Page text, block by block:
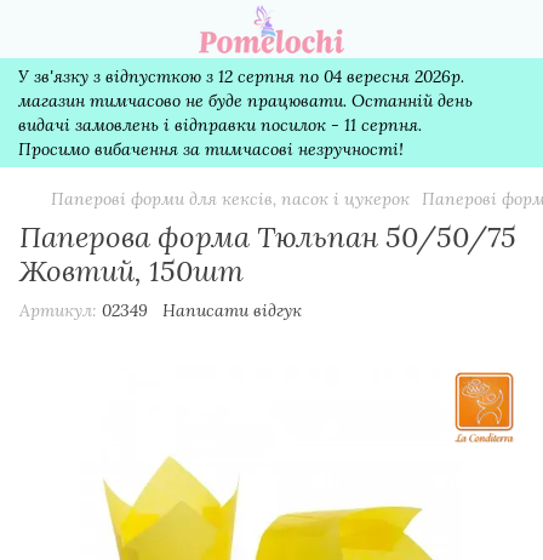
У зв'язку з відпусткою з 12 серпня по 04 вересня 2026р.
магазин тимчасово не буде працювати. Останній день
видачі замовлень і відправки посилок - 11 серпня.
Просимо вибачення за тимчасові незручності!
Паперові форми для кексів, пасок і цукерок Паперові
Паперова форма Тюльпан 50/50/75
Жовтий, 150шт
Артикул: 02349 Написати відгук